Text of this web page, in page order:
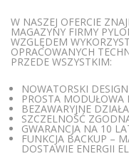
W NASZEJ OFERCIE
MAGAZYNY FIRMY
WZGLĘDEM
OPRACOWANYCH
PRZEDE WSZYSTKIM:
NOWATORSKI DESIGN
PROSTA MODUŁOWA
BEZAWARYJNE
SZCZELNOŚĆ
GWARANCJA NA 10
FUNKCJA BACKUP –
DOSTAWIE ENERGII